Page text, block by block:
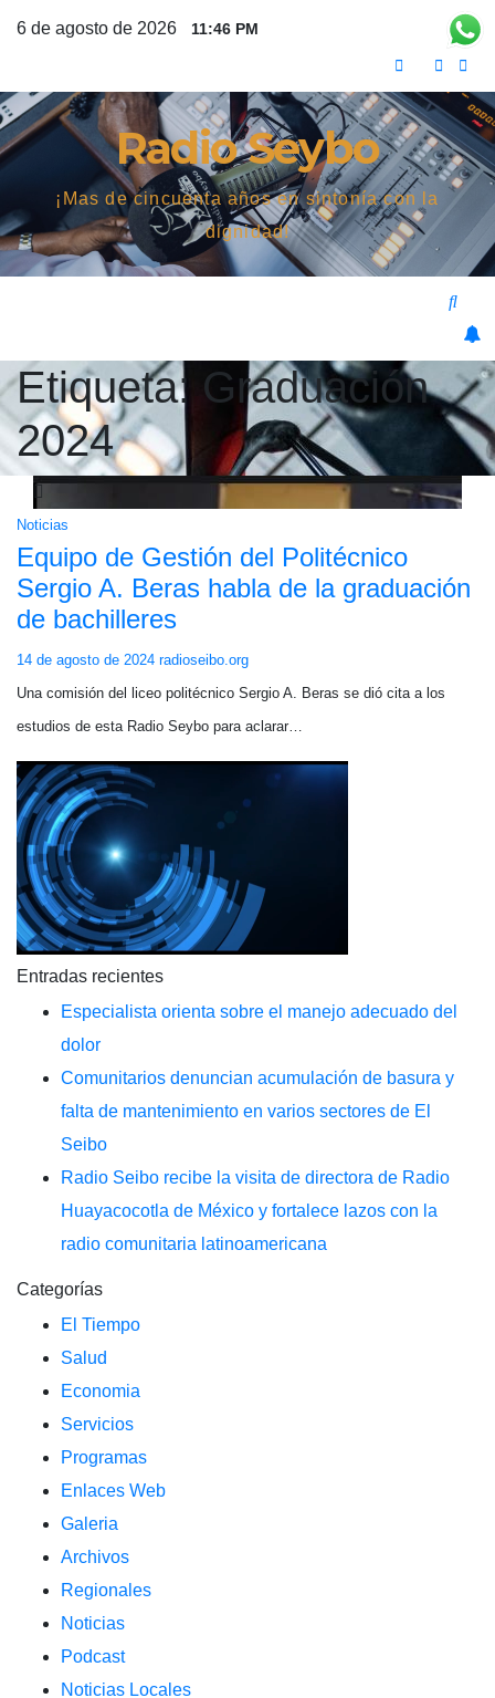
6 de agosto de 2026 11:46 PM
Radio Seybo
¡Mas de cincuenta años en sintonía con la
dignidad!
Etiqueta: Graduación
2024
Noticias
Equipo de Gestión del Politécnico
Sergio A. Beras habla de la graduación
de bachilleres
14 de agosto de 2024 radioseibo.org
Una comisión del liceo politécnico Sergio A. Beras se dió cita a los
estudios de esta Radio Seybo para aclarar…
Entradas recientes
Especialista orienta sobre el manejo adecuado del
dolor
Comunitarios denuncian acumulación de basura y
falta de mantenimiento en varios sectores de El
Seibo
Radio Seibo recibe la visita de directora de Radio
Huayacocotla de México y fortalece lazos con la
radio comunitaria latinoamericana
Categorías
El Tiempo
Salud
Economia
Servicios
Programas
Enlaces Web
Galeria
Archivos
Regionales
Noticias
Podcast
Noticias Locales